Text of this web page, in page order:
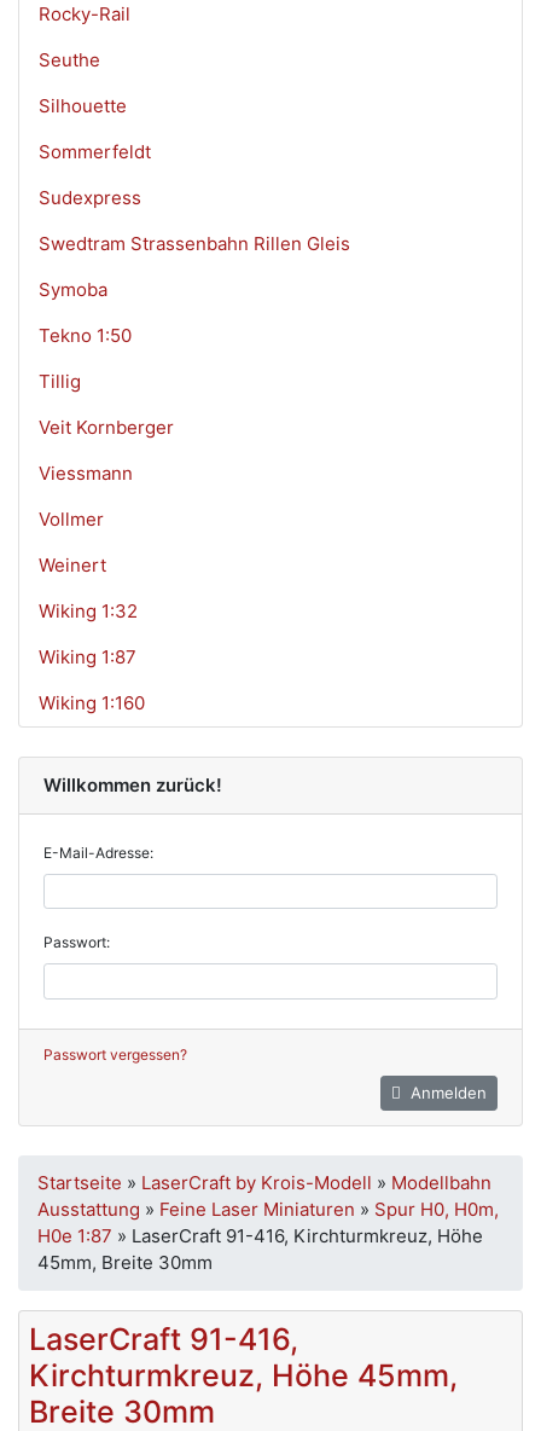
Rocky-Rail
Seuthe
Silhouette
Sommerfeldt
Sudexpress
Swedtram Strassenbahn Rillen Gleis
Symoba
Tekno 1:50
Tillig
Veit Kornberger
Viessmann
Vollmer
Weinert
Wiking 1:32
Wiking 1:87
Wiking 1:160
Willkommen zurück!
E-Mail-Adresse:
Passwort:
Passwort vergessen?
Anmelden
Startseite » LaserCraft by Krois-Modell » Modellbahn
Ausstattung » Feine Laser Miniaturen » Spur H0, H0m,
H0e 1:87 » LaserCraft 91-416, Kirchturmkreuz, Höhe
45mm, Breite 30mm
LaserCraft 91-416,
Kirchturmkreuz, Höhe 45mm,
Breite 30mm